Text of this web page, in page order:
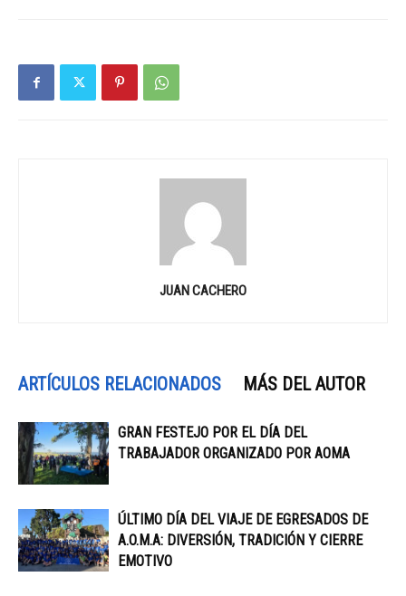
JUAN CACHERO
ARTÍCULOS RELACIONADOS MÁS DEL AUTOR
GRAN FESTEJO POR EL DÍA DEL
TRABAJADOR ORGANIZADO POR AOMA
ÚLTIMO DÍA DEL VIAJE DE EGRESADOS DE
A.O.M.A: DIVERSIÓN, TRADICIÓN Y CIERRE
EMOTIVO